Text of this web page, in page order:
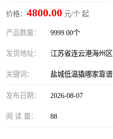
价格： 4800.00 元/个 起
产品数量： 9999.00个
发货地址： 江苏省连云港海州区
关键词： 盐城低温撬哪家靠谱
发布日期： 2026-08-07
阅 读 量： 88